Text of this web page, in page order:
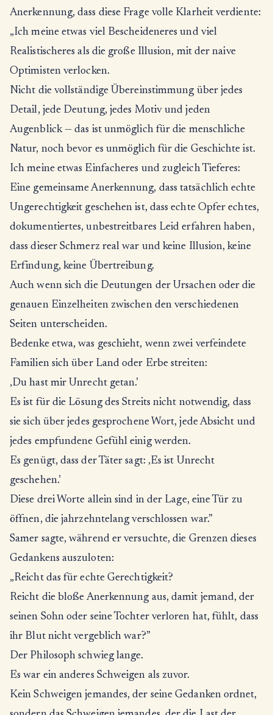
Anerkennung, dass diese Frage volle Klarheit verdiente:
„Ich meine etwas viel Bescheideneres und viel
Realistischeres als die große Illusion, mit der naive
Optimisten verlocken.
Nicht die vollständige Übereinstimmung über jedes
Detail, jede Deutung, jedes Motiv und jeden
Augenblick — das ist unmöglich für die menschliche
Natur, noch bevor es unmöglich für die Geschichte ist.
Ich meine etwas Einfacheres und zugleich Tieferes:
Eine gemeinsame Anerkennung, dass tatsächlich echte
Ungerechtigkeit geschehen ist, dass echte Opfer echtes,
dokumentiertes, unbestreitbares Leid erfahren haben,
dass dieser Schmerz real war und keine Illusion, keine
Erfindung, keine Übertreibung.
Auch wenn sich die Deutungen der Ursachen oder die
genauen Einzelheiten zwischen den verschiedenen
Seiten unterscheiden.
Bedenke etwa, was geschieht, wenn zwei verfeindete
Familien sich über Land oder Erbe streiten:
‚Du hast mir Unrecht getan.’
Es ist für die Lösung des Streits nicht notwendig, dass
sie sich über jedes gesprochene Wort, jede Absicht und
jedes empfundene Gefühl einig werden.
Es genügt, dass der Täter sagt: ‚Es ist Unrecht
geschehen.’
Diese drei Worte allein sind in der Lage, eine Tür zu
öffnen, die jahrzehntelang verschlossen war.”
Samer sagte, während er versuchte, die Grenzen dieses
Gedankens auszuloten:
„Reicht das für echte Gerechtigkeit?
Reicht die bloße Anerkennung aus, damit jemand, der
seinen Sohn oder seine Tochter verloren hat, fühlt, dass
ihr Blut nicht vergeblich war?”
Der Philosoph schwieg lange.
Es war ein anderes Schweigen als zuvor.
Kein Schweigen jemandes, der seine Gedanken ordnet,